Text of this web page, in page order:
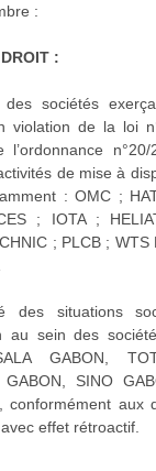
:
:
sociétés
violation de la loi
l’ordonnance
de mise à
: OMC ;
; IOTA ;
; PLCB ; WTS
des situations
au sein des
GABON,
SINO
conformément
effet rétroactif.